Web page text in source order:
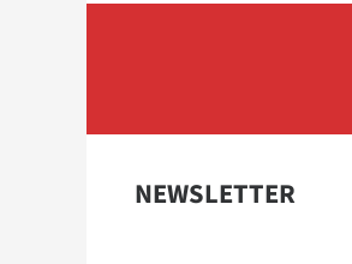
NEWSLETTER